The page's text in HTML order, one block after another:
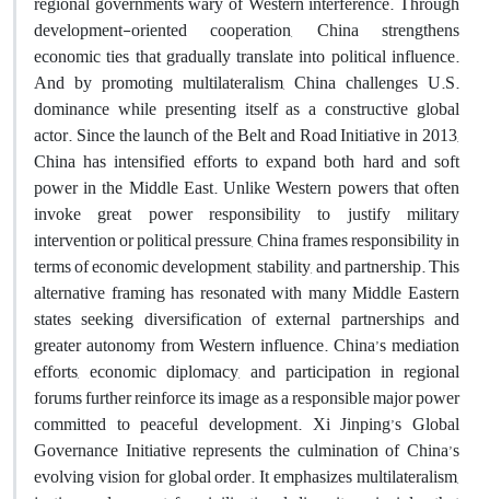
development-oriented cooperation, China strengthens
economic ties that gradually translate into political influence.
And by promoting multilateralism, China challenges U.S.
dominance while presenting itself as a constructive global
actor. Since the launch of the Belt and Road Initiative in 2013,
China has intensified efforts to expand both hard and soft
power in the Middle East. Unlike Western powers that often
invoke great power responsibility to justify military
intervention or political pressure, China frames responsibility in
terms of economic development, stability, and partnership. This
alternative framing has resonated with many Middle Eastern
states seeking diversification of external partnerships and
greater autonomy from Western influence. China’s mediation
efforts, economic diplomacy, and participation in regional
forums further reinforce its image as a responsible major power
committed to peaceful development. Xi Jinping’s Global
Governance Initiative represents the culmination of China’s
evolving vision for global order. It emphasizes multilateralism,